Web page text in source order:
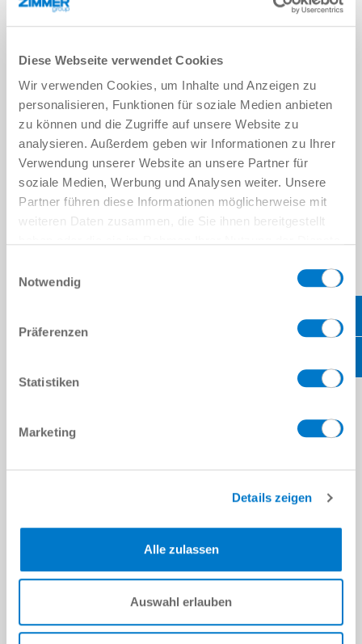
Diese Webseite verwendet Cookies
Wir verwenden Cookies, um Inhalte und Anzeigen zu
personalisieren, Funktionen für soziale Medien anbieten
zu können und die Zugriffe auf unsere Website zu
analysieren. Außerdem geben wir Informationen zu Ihrer
Verwendung unserer Website an unsere Partner für
soziale Medien, Werbung und Analysen weiter. Unsere
Partner führen diese Informationen möglicherweise mit
weiteren Daten zusammen, die Sie ihnen bereitgestellt
Notwendig
Präferenzen
Statistiken
Marketing
Details zeigen
Alle zulassen
Auswahl erlauben
개인 데이터
이름*
성*
이메일 주소 *
회사*
메시지
개인정보처리방침을 읽었으며 이에 동의합니다.*
제출